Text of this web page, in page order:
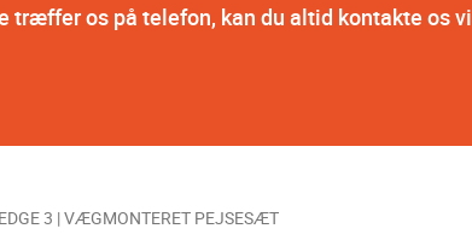
træffer os på telefon, kan du altid kontakte os
3 | VÆGMONTERET PEJSESÆT